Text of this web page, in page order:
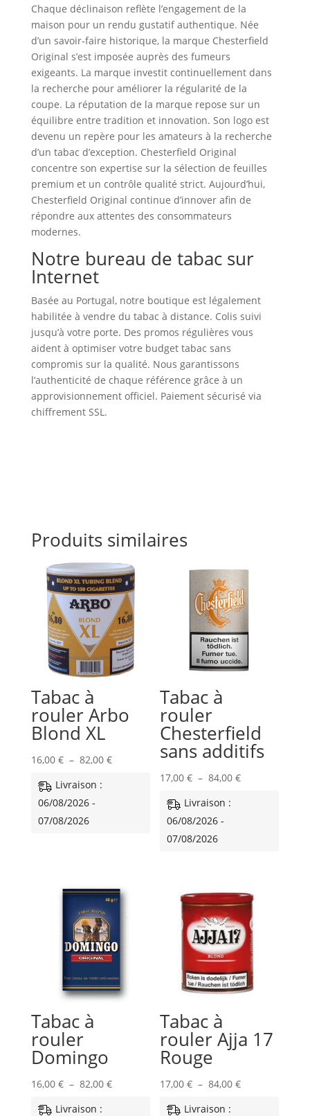
Chaque déclinaison reflète l’engagement de la
maison pour un rendu gustatif authentique. Née
d’un savoir‑faire historique, la marque Chesterfield
Original s’est imposée auprès des fumeurs
exigeants. La marque investit continuellement dans
la recherche pour améliorer la régularité de la
coupe. La réputation de la marque repose sur un
équilibre entre tradition et innovation. Son logo est
devenu un repère pour les amateurs à la recherche
d’un tabac d’exception. Chesterfield Original
concentre son expertise sur la sélection de feuilles
premium et un contrôle qualité strict. Aujourd’hui,
Chesterfield Original continue d’innover afin de
répondre aux attentes des consommateurs
modernes.
Notre bureau de tabac sur
Internet
Basée au Portugal, notre boutique est légalement
habilitée à vendre du tabac à distance. Colis suivi
jusqu’à votre porte. Des promos régulières vous
aident à optimiser votre budget tabac sans
compromis sur la qualité. Nous garantissons
l’authenticité de chaque référence grâce à un
approvisionnement officiel. Paiement sécurisé via
chiffrement SSL.
Produits similaires
Tabac à
rouler Arbo
Blond XL
16,00 € – 82,00 €Plage
Livraison :
06/08/2026 -
07/08/2026
Tabac à
rouler
Chesterfield
sans additifs
17,00€ – 84,00€Plage
Livraison :
06/08/2026 -
07/08/2026
Tabac à
rouler
Domingo
16,00 € – 82,00 €Plage
Livraison :
Tabac à
rouler Ajja 17
Rouge
17,00€ – 84,00€Plage
Livraison :